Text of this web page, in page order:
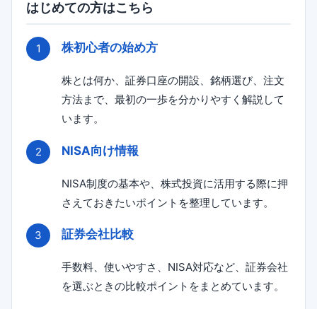
はじめての方はこちら
株初心者の始め方
株とは何か、証券口座の開設、銘柄選び、注文
方法まで、最初の一歩を分かりやすく解説して
います。
NISA向け情報
NISA制度の基本や、株式投資に活用する際に押
さえておきたいポイントを整理しています。
証券会社比較
手数料、使いやすさ、NISA対応など、証券会社
を選ぶときの比較ポイントをまとめています。